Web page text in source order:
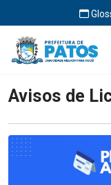
Início Avisos de
Avisos de